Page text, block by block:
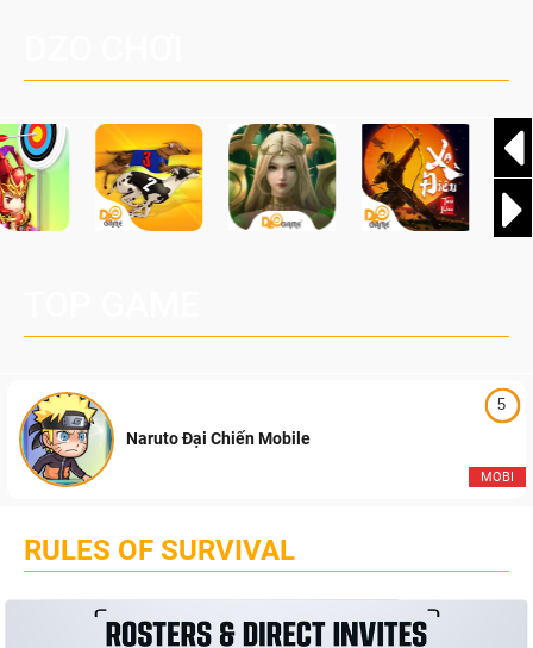
DZO CHƠI
TOP GAME
5
RULES OF SURVIVAL